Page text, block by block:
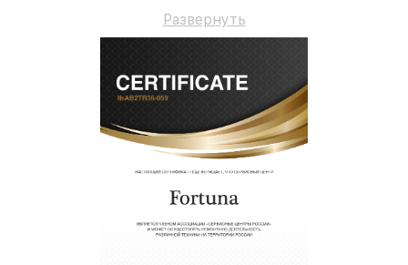
гарантируется качественный ремонт и
долгосрочную гарантию на ремонт и детали.
Развернуть